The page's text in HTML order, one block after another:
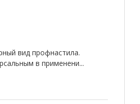
вид профнастила.
в применени...